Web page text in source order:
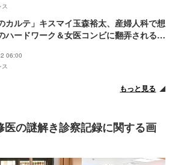
ス
カルテ」キスマイ玉森裕太、産婦人科で想
ハードワーク＆女医コンビに翻弄される
06:00
ス
もっと見る
医の謎解き診察記録に関する画